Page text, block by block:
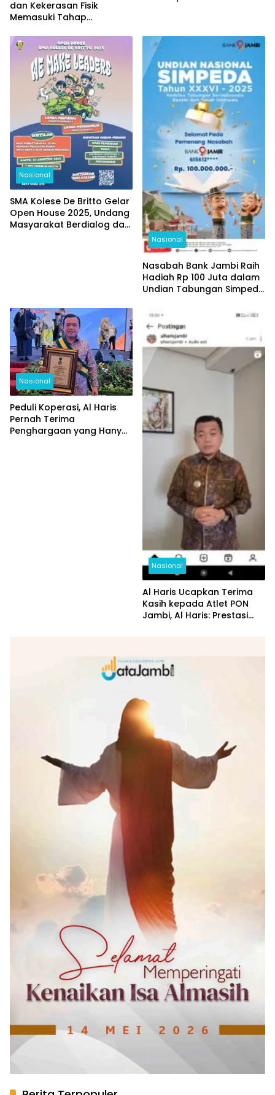
dan Kekerasan Fisik
Memasuki Tahap
Nasional
SMA Kolese De Britto Gelar
Open House 2025, Undang
Masyarakat Berdialog dan
Nasional
Nasabah Bank Jambi Raih
Hadiah Rp 100 Juta dalam
Undian Tabungan Simpeda
Nasional
Peduli Koperasi, Al Haris
Pernah Terima
Penghargaan yang Hanya
Nasional
Al Haris Ucapkan Terima
Kasih kepada Atlet PON
Jambi, Al Haris: Prestasi